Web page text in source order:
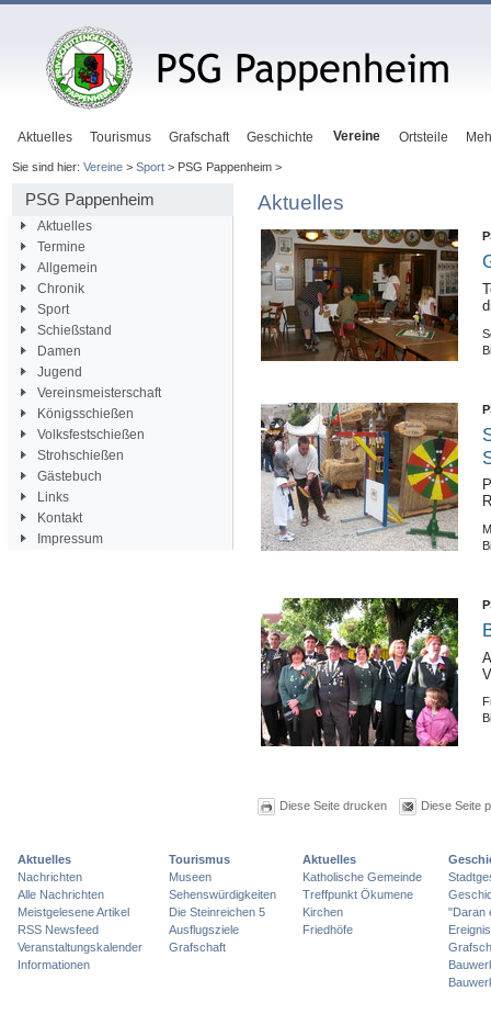
Aktuelles Tourismus Grafschaft Geschichte Vereine Ortsteile
Sie sind hier: Vereine> Sport> PSG Pappenheim >
PSG Pappenheim
Aktuelles
Termine
Allgemein
Chronik
Sport
Schießstand
Damen
Jugend
Vereinsmeisterschaft
Königsschießen
Volksfestschießen
Strohschießen
Gästebuch
Links
Kontakt
Impressum
Aktuelles
Diese Seite drucken Diese Seite
Aktuelles
Nachrichten
Alle Nachrichten
Meistgelesene Artikel
RSS Newsfeed
Veranstaltungskalender
Informationen
Tourismus
Museen
Sehenswürdigkeiten
Die Steinreichen 5
Ausflugsziele
Grafschaft
Aktuelles
Katholische Gemeinde
Treffpunkt Ökumene
Kirchen
Friedhöfe
"Daran